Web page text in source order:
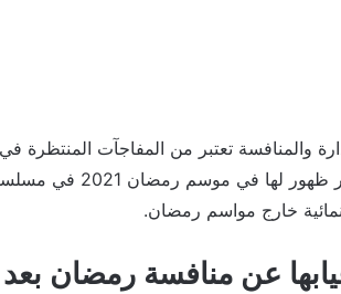
مواسم عن رمضان، حيث
خارج مواسم رمضان.
عن منافسة رمضان بعد غياب